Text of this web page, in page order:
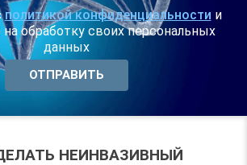
политикой конфиденциальности и
обработку своих персональных
данных
НЕИНВАЗИВНЫЙ